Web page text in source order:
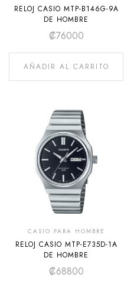
RELOJ CASIO MTP-B146G-9A
DE HOMBRE
₡76000
AÑADIR AL CARRITO
CASIO PARA HOMBRE
RELOJ CASIO MTP-E735D-1A
DE HOMBRE
₡68800